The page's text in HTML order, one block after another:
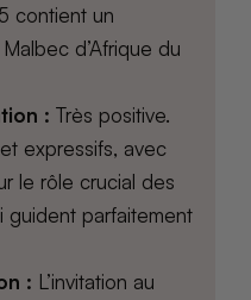
contient un
d’Afrique du
: Très positive.
expressifs, avec
le rôle crucial des
parfaitement
: L’invitation au